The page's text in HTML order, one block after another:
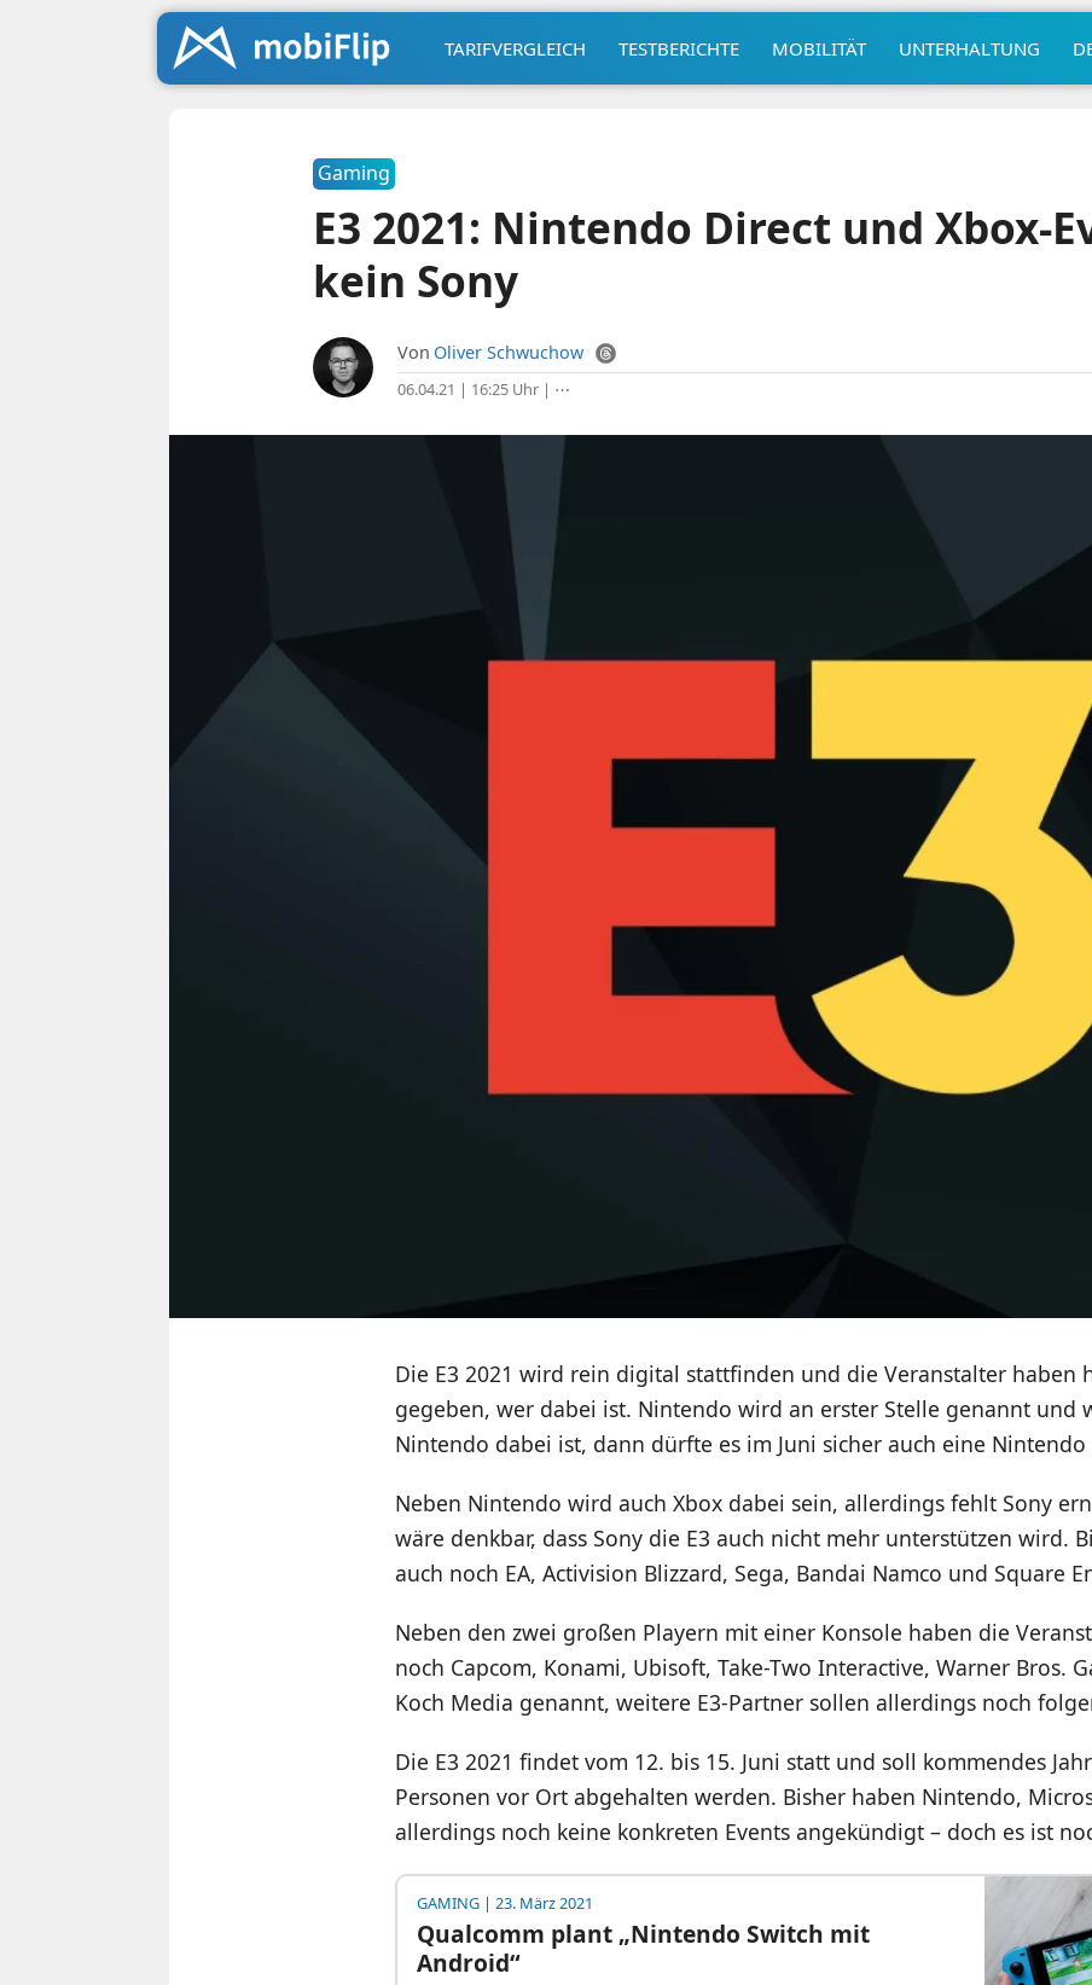
TARIFVERGLEICH TESTBERICHTE MOBILITÄT UNTERHALTUNG
Gaming
E3 2021: Nintendo Direct und Xbox-
kein Sony
Von Oliver Schwuchow
06.04.21 | 16:25 Uhr| ⋯
Die E3 2021 wird rein digital stattfinden und die Veranstalter haben
gegeben, wer dabei ist. Nintendo wird an erster Stelle genannt und
Nintendo dabei ist, dann dürfte es im Juni sicher auch eine
Neben Nintendo wird auch Xbox dabei sein, allerdings fehlt Sony
wäre denkbar, dass Sony die E3 auch nicht mehr unterstützen wird.
auch noch EA, Activision Blizzard, Sega, Bandai Namco und Square
Neben den zwei großen Playern mit einer Konsole haben die
noch Capcom, Konami, Ubisoft, Take-Two Interactive, Warner Bros.
Koch Media genannt, weitere E3-Partner sollen allerdings noch
Die E3 2021 findet vom 12. bis 15. Juni statt und soll kommendes
Personen vor Ort abgehalten werden. Bisher haben Nintendo,
allerdings noch keine konkreten Events angekündigt – doch es ist
GAMING| 23. März 2021
Qualcomm plant „Nintendo Switch mit
Android“